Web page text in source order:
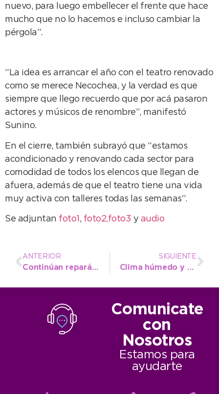
nuevo, para luego embellecer el frente que hace
mucho que no lo hacemos e incluso cambiar la
pérgola”.
“La idea es arrancar el año con el teatro renovado
como se merece Necochea, y la verdad es que
siempre que llego recuerdo que por acá pasaron
actores y músicos de renombre”, manifestó
Sunino.
En el cierre, también subrayó que “estamos
acondicionado y renovando cada sector para
comodidad de todos los elencos que llegan de
afuera, además de que el teatro tiene una vida
muy activa con talleres todas las semanas”.
Se adjuntan foto1 , foto2,foto3 y audio
ANTERIOR
Continúan reparándose las calles de tierra en toda la ciudad
SIGUIENTE
Clima húmedo y persiste el pronóstico de lluvia
Comunicate
con
Nosotros
Estamos para
ayudarte